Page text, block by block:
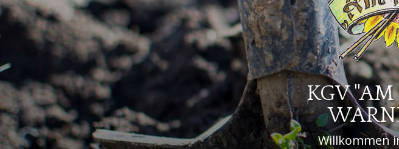
KGV
Willkommen